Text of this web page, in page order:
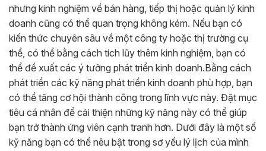
nhưng kinh nghiệm về bán hàng, tiếp thị hoặc quản lý kinh
doanh cũng có thể quan trọng không kém. Nếu bạn có
kiến ​​thức chuyên sâu về một công ty hoặc thị trường cụ
thể, có thể bằng cách tích lũy thêm kinh nghiệm, bạn có
thể đề xuất các ý tưởng phát triển kinh doanh.Bằng cách
phát triển các kỹ năng phát triển kinh doanh phù hợp, bạn
có thể tăng cơ hội thành công trong lĩnh vực này. Đặt mục
tiêu cá nhân để cải thiện những kỹ năng này có thể giúp
bạn trở thành ứng viên cạnh tranh hơn. Dưới đây là một số
kỹ năng bạn có thể nêu bật trong sơ yếu lý lịch của mình